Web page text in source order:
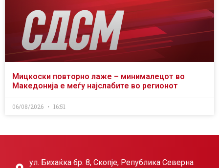
Мицкоски повторно лаже – минималецот во
Македонија е меѓу најслабите во регионот
06/08/2026 16:51
ул. Бихаќка бр. 8, Скопје, Република Северна